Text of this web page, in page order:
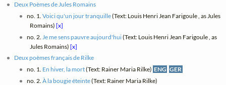
Deux Poèmes de Jules Romains
no. 1. Voici qu'un jour tranquille(Text: Louis Henri Jean Farigoule , as Jules
Romains)[x]
no. 2. Je me sens pauvre aujourd'hui(Text: Louis Henri Jean Farigoule , as
Jules Romains)[x]
Deux poèmes français de Rilke
no. 1. En hiver, la mort(Text: Rainer Maria Rilke) ENG GER
no. 2. À la bougie éteinte(Text: Rainer Maria Rilke)